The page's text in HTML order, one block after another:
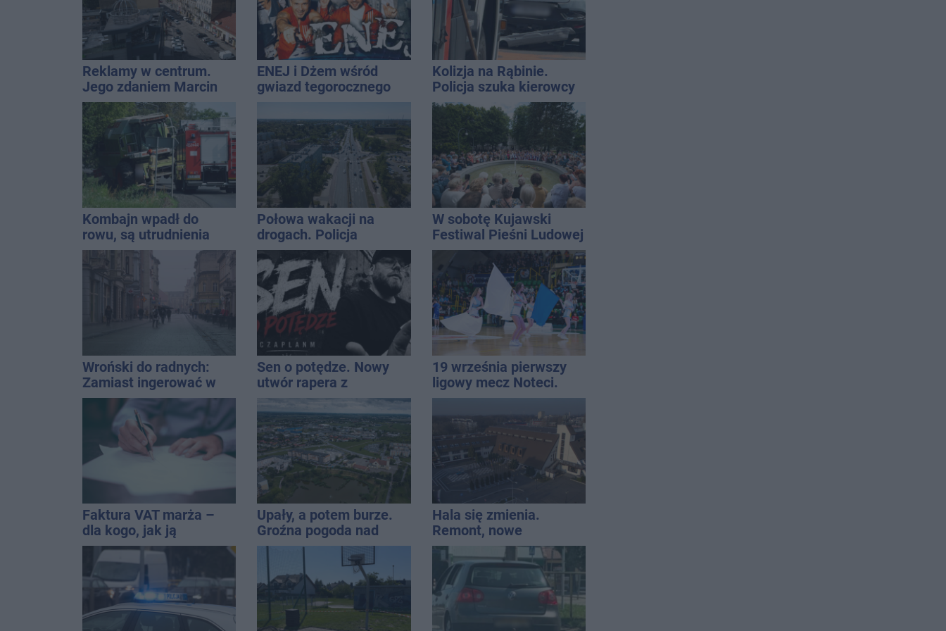
Reklamy w centrum.
Jego zdaniem Marcin
Wroński jest w błędzie
[akt.]
ENEJ i Dżem wśród
gwiazd tegorocznego
Kolizja na Rąbinie.
Policja szuka kierowcy
Golfa
Kombajn wpadł do
rowu, są utrudnienia
Połowa wakacji na
drogach. Policja
podsumowała lipiec
W sobotę Kujawski
Festiwal Pieśni Ludowej
Wroński do radnych:
Zamiast ingerować w
prywatną własność
zajmijcie się
gospodarką
Sen o potędze. Nowy
utwór rapera z
Inowrocławia przeciwko
uzależnieniom
19 września pierwszy
ligowy mecz Noteci.
Znamy cały terminarz
Faktura VAT marża –
dla kogo, jak ją
wystawić i jak rozliczyć
Upały, a potem burze.
Groźna pogoda nad
naszym regionem
Hala się zmienia.
Remont, nowe
nagłośnienie, a przed
wejściem stanie
QEMETICA ARENA